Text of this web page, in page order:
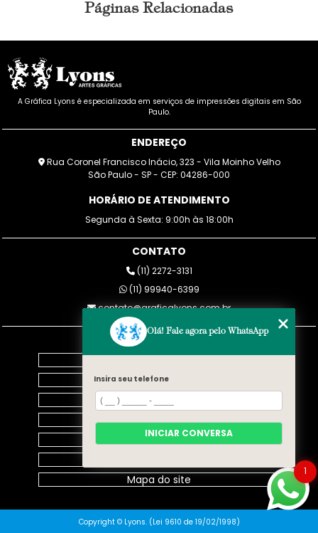
Páginas Relacionadas
A Gráfica Lyons é especializada em serviços de impressões digitais em São
Paulo.
ENDEREÇO
Rua Coronel Francisco Inácio, 323 - Vila Moinho Velho
São Paulo - SP - CEP: 04286-000
HORÁRIO DE ATENDIMENTO
Segunda à Sexta: 9:00h às 18:00h
CONTATO
(11) 2272-3131
(11) 99940-6399
contato@graficalyons.com.br
MENU
Empresa
SERVIÇOS
Contato
Mapa do site
Copyright © Lyons. (Lei 9610 de 19/02/1998)
1
Olá! Fale agora pelo WhatsApp
Insira seu telefone
INICIAR CONVERSA